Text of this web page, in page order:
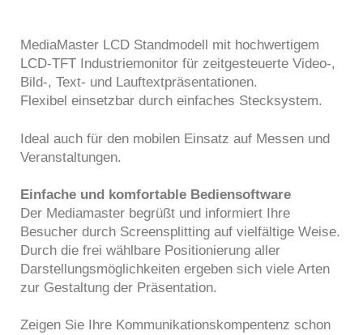
MediaMaster LCD Standmodell mit hochwertigem
LCD-TFT Industriemonitor für zeitgesteuerte Video-,
Bild-, Text- und Lauftextpräsentationen.
Flexibel einsetzbar durch einfaches Stecksystem.
Ideal auch für den mobilen Einsatz auf Messen und
Veranstaltungen.
Einfache und komfortable Bediensoftware
Der Mediamaster begrüßt und informiert Ihre
Besucher durch Screensplitting auf vielfältige Weise.
Durch die frei wählbare Positionierung aller
Darstellungsmöglichkeiten ergeben sich viele Arten
zur Gestaltung der Präsentation.
Zeigen Sie Ihre Kommunikationskompentenz schon